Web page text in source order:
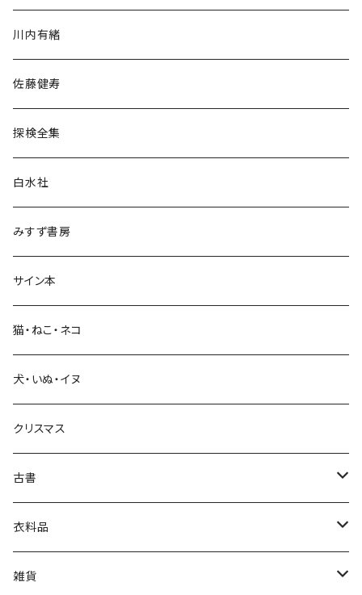
民族・風習
言語・ことば
生活・暮らし
芸術・絵画・写真
絵本・児童書
娯楽・エンターテインメント
川内有緒
佐藤健寿
探検全集
白水社
みすず書房
サイン本
猫・ねこ・ネコ
犬・いぬ・イヌ
クリスマス
古書
古書セット
美術
衣料品
POLEWARDS
雑貨